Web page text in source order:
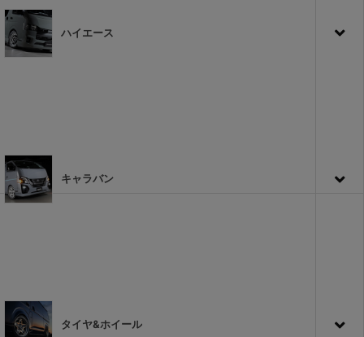
ハイエース
キャラバン
タイヤ&ホイール